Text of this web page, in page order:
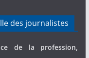
des journalistes
de la profession,